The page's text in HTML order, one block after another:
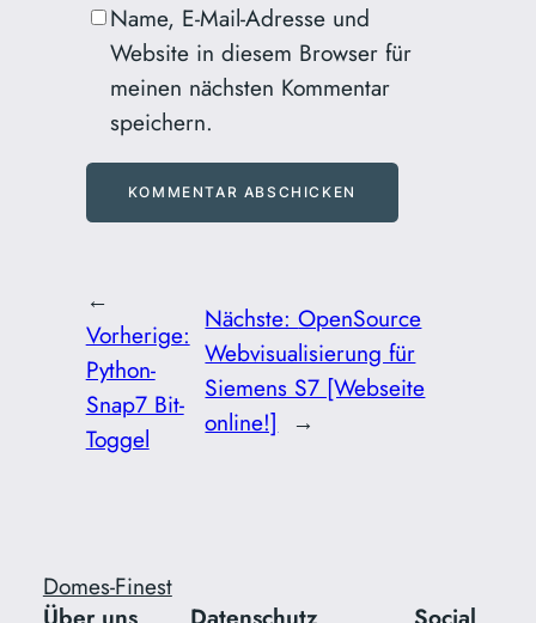
Name, E-Mail-Adresse und
Website in diesem Browser für
meinen nächsten Kommentar
speichern.
←
Vorherige:
Python-
Snap7 Bit-
Toggel
Nächste:OpenSource
Webvisualisierung für
Siemens S7 [Webseite
online!]
→
Domes-Finest